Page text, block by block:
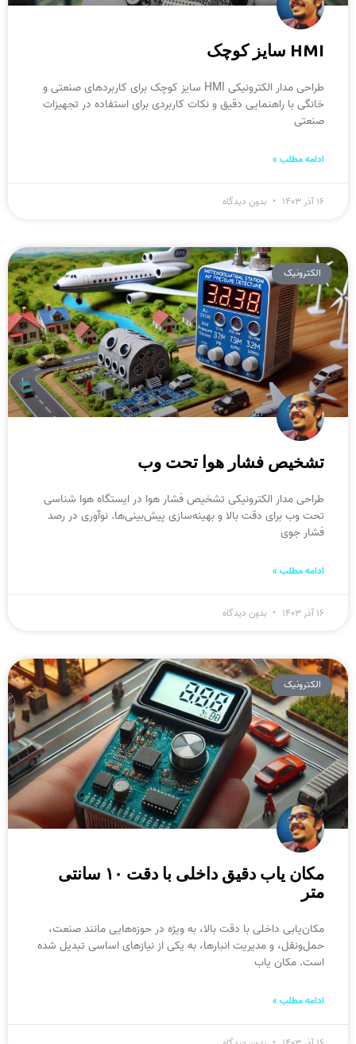
HMI سایز کوچک
طراحی مدار الکترونیکی HMI سایز کوچک برای کاربردهای صنعتی و
خانگی با راهنمایی دقیق و نکات کاربردی برای استفاده در تجهیزات
صنعتی
ادامه مطلب »
۱۶ آذر ۱۴۰۳ بدون دیدگاه
الکترونیک
تشخیص فشار هوا تحت وب
طراحی مدار الکترونیکی تشخیص فشار هوا در ایستگاه هوا شناسی
تحت وب برای دقت بالا و بهینه‌سازی پیش‌بینی‌ها. نوآوری در رصد
فشار جوی
ادامه مطلب »
۱۶ آذر ۱۴۰۳ بدون دیدگاه
الکترونیک
مکان یاب دقیق داخلی با دقت ۱۰ سانتی
متر
مکان‌یابی داخلی با دقت بالا، به ویژه در حوزه‌هایی مانند صنعت،
حمل‌ونقل، و مدیریت انبارها، به یکی از نیازهای اساسی تبدیل شده
است. مکان یاب
ادامه مطلب »